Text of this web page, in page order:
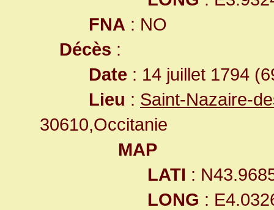
FNA : NO
Décès :
Date : 14 juillet 1794
Lieu : Saint-Nazaire-
30610,Occitanie
MAP
LATI :
LONG :